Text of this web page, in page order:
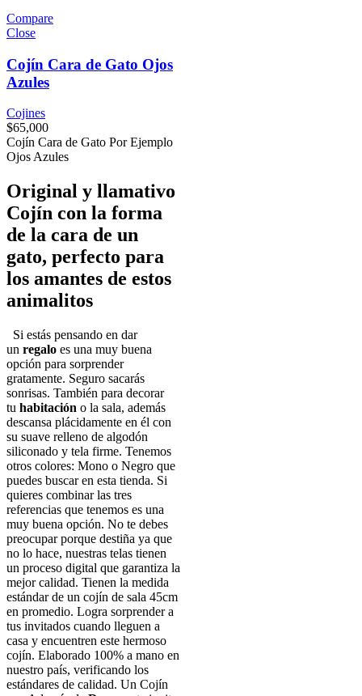
Compare
Close
Cojín Cara de Gato Ojos
Azules
Cojines
$65,000
Cojín Cara de Gato Por Ejemplo
Ojos Azules
Original y llamativo
Cojín con la forma
de la cara de un
gato, perfecto para
los amantes de estos
animalitos
Si estás pensando en dar
un regalo es una muy buena
opción para sorprender
gratamente. Seguro sacarás
sonrisas. También para decorar
tu habitación o la sala, además
descansa plácidamente en él con
su suave relleno de algodón
siliconado y tela firme. Tenemos
otros colores: Mono o Negro que
puedes buscar en esta tienda. Si
quieres combinar las tres
referencias que tenemos es una
muy buena opción. No te debes
preocupar porque destiña ya que
no lo hace, nuestras telas tienen
un proceso digital que garantiza la
mejor calidad. Tienen la medida
estándar de un cojín de sala 45cm
en promedio. Logra sorprender a
tus invitados cuando lleguen a
casa y encuentren este hermoso
cojín. Elaborado 100% a mano en
nuestro país, verificando los
estándares de calidad. Un Cojín